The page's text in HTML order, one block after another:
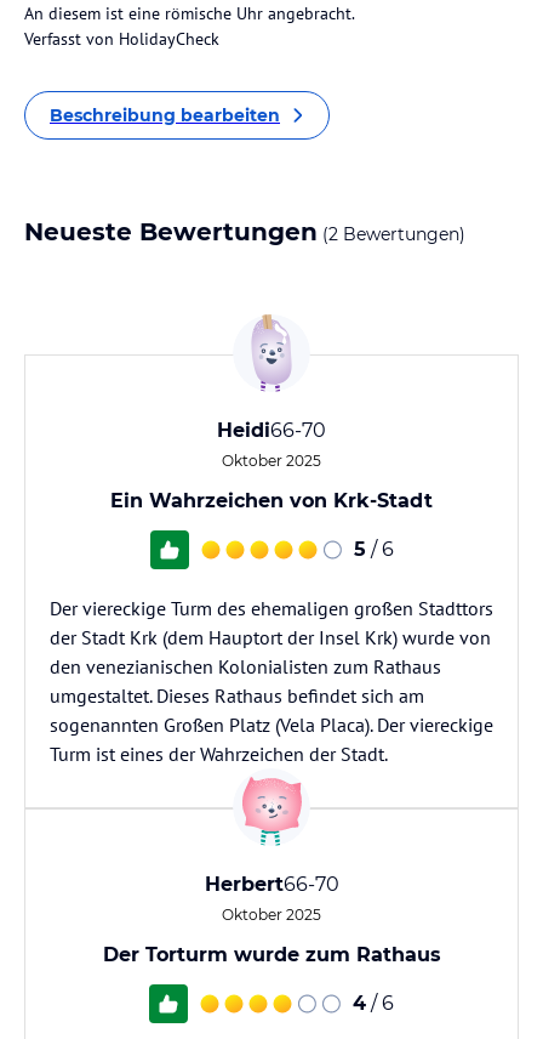
An diesem ist eine römische Uhr angebracht.
Verfasst von HolidayCheck
Beschreibung bearbeiten
Neueste Bewertungen (2 Bewertungen)
Heidi66-70
Oktober 2025
Ein Wahrzeichen von Krk-Stadt
5 / 6
Der viereckige Turm des ehemaligen großen Stadttors
der Stadt Krk (dem Hauptort der Insel Krk) wurde von
den venezianischen Kolonialisten zum Rathaus
umgestaltet. Dieses Rathaus befindet sich am
sogenannten Großen Platz (Vela Placa). Der viereckige
Turm ist eines der Wahrzeichen der Stadt.
Herbert66-70
Oktober 2025
Der Torturm wurde zum Rathaus
4 / 6